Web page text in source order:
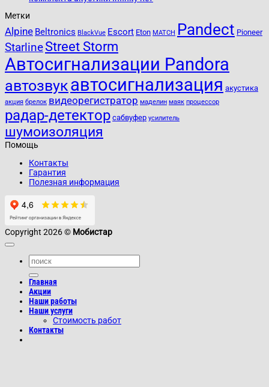
Метки
Alpine Beltronics BlackVue Escort Eton MATCH Pandect Pioneer
StarlineStreet Storm
Автосигнализации Pandora
автозвукавтосигнализация акустика
акция брелок видеорегистратор маделин маяк процессор
радар-детектор сабвуфер усилитель
шумоизоляция
Помощь
Контакты
Гарантия
Полезная информация
Copyright 2026 © Мобистар
Главная
Акции
Наши работы
Наши услуги
Стоимость работ
Контакты